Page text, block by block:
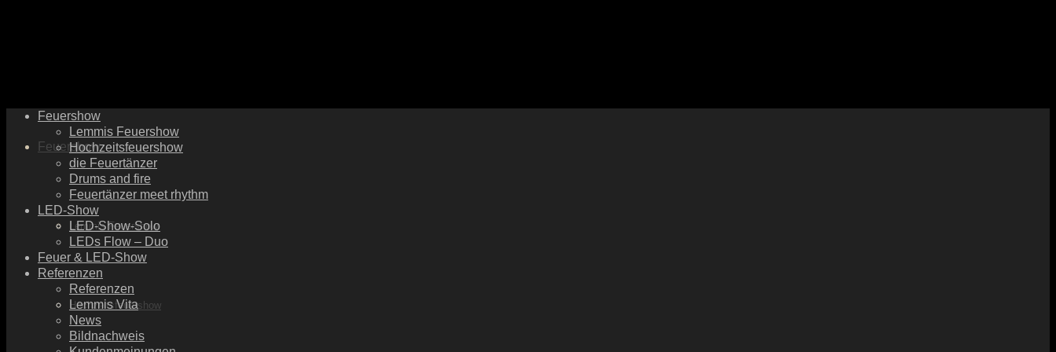
Feuershow
Lemmis Feuershow
Hochzeitsfeuershow
Feuershow
Lemmis Feuershow
Hochzeitsfeuershow
die Feuertänzer
Drums and fire
Feuertänzer meet rhythm
LED-Show
LED-Show-Solo
LEDs Flow – Duo
Feuer & LED-Show
Referenzen
Referenzen
Lemmis Vita
News
Bildnachweis